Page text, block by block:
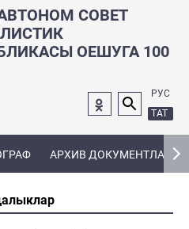
СОВЕТ
ОЕШУГА 100
РУС
ТАТ
АРХИВ ДОКУМЕНТЛАРЫ